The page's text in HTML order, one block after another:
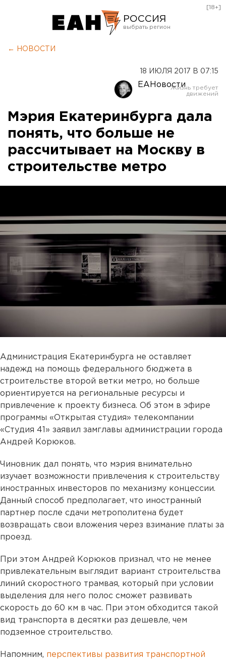
РОССИЯ
Оренбург
[18+]
← НОВОСТИ
18 ИЮЛЯ 2017 В 07:15
ЕАНовости
Мэрия Екатеринбурга дала
понять, что больше не
рассчитывает на Москву в
строительстве метро
Администрация Екатеринбурга не оставляет
надежд на помощь федерального бюджета в
строительстве второй ветки метро, но больше
ориентируется на региональные ресурсы и
привлечение к проекту бизнеса. Об этом в эфире
программы «Открытая студия» телекомпании
«Студия 41» заявил замглавы администрации города
Андрей Корюков.
Чиновник дал понять, что мэрия внимательно
изучает возможности привлечения к строительству
иностранных инвесторов по механизму концессии.
Данный способ предполагает, что иностранный
партнер после сдачи метрополитена будет
возвращать свои вложения через взимание платы за
проезд.
При этом Андрей Корюков признал, что не менее
привлекательным выглядит вариант строительства
линий скоростного трамвая, который при условии
выделения для него полос сможет развивать
скорость до 60 км в час. При этом обходится такой
вид транспорта в десятки раз дешевле, чем
подземное строительство.
Напомним, перспективы развития транспортной